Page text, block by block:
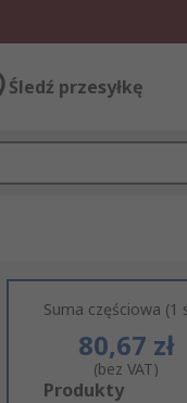
Śledź przesyłkę
Suma częściowa (1
80,67 zł
(bez VAT)
Add
Produkty